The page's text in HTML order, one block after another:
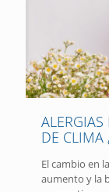
DE CLIMA
El cambio en
aumento y la